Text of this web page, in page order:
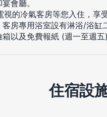
會廳。
的冷氣客房等您入住，享
房專用浴室設有淋浴/浴
以及免費報紙 (週一至週五)
住宿設